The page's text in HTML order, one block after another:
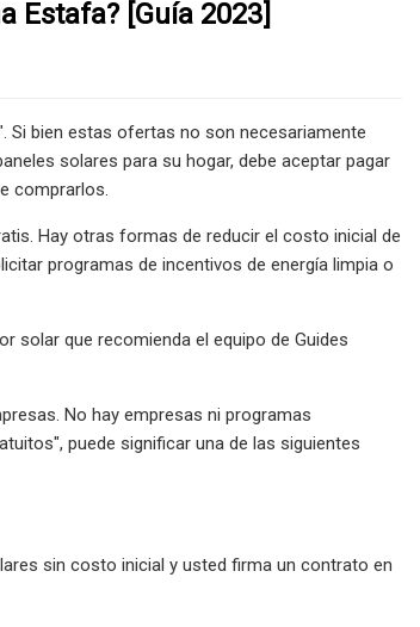
Estafa? [Guía 2023]
Si bien estas ofertas no son necesariamente
solares para su hogar, debe aceptar pagar
comprarlos.
Hay otras formas de reducir el costo inicial de
programas de incentivos de energía limpia o
solar que recomienda el equipo de Guides
No hay empresas ni programas
puede significar una de las siguientes
sin costo inicial y usted firma un contrato en